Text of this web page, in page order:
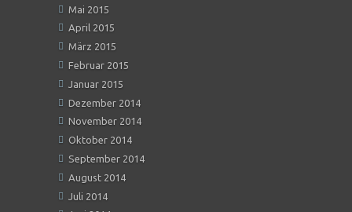
Mai 2015
April 2015
März 2015
Februar 2015
Januar 2015
Dezember 2014
November 2014
Oktober 2014
September 2014
August 2014
Juli 2014